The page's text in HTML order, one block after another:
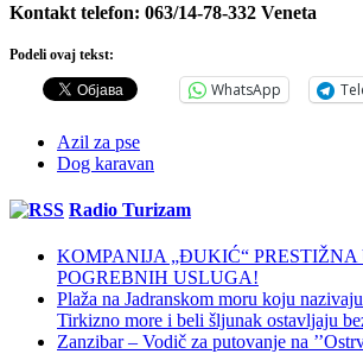
Kontakt telefon: 063/14-78-332 Veneta
Podeli ovaj tekst:
WhatsApp
Azil za pse
Dog karavan
Radio Turizam
KOMPANIJA „ĐUKIĆ“ PRESTIŽNA
POGREBNIH USLUGA!
Plaža na Jadranskom moru koju
Tirkizno more i beli šljunak ostavljaju
Zanzibar – Vodič za putovanje na